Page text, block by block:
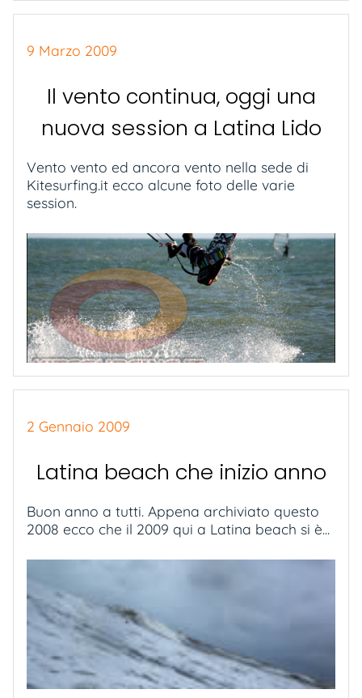
9 Marzo 2009
Il vento continua, oggi una
nuova session a Latina Lido
Vento vento ed ancora vento nella sede di
Kitesurfing.it ecco alcune foto delle varie
session.
2 Gennaio 2009
Latina beach che inizio anno
Buon anno a tutti. Appena archiviato questo
2008 ecco che il 2009 qui a Latina beach si è...